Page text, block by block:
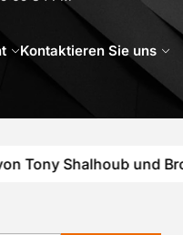
Kontaktieren Sie uns
und Brooke Adams